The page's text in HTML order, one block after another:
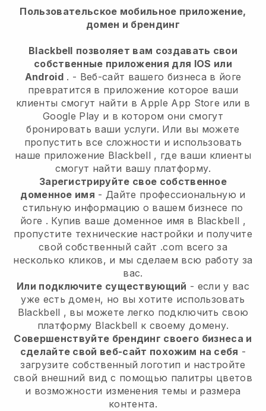
Пользовательское мобильное приложение,
домен и брендинг
Blackbell позволяет вам создавать свои
собственные приложения для IOS или
Android . - Веб-сайт вашего бизнеса в йоге
превратится в приложение которое ваши
клиенты смогут найти в Apple App Store или в
Google Play и в котором они смогут
бронировать ваши услуги. Или вы можете
пропустить все сложности и использовать
наше приложение Blackbell , где ваши клиенты
смогут найти вашу платформу.
Зарегистрируйте свое собственное
доменное имя -Дайте профессиональную и
стильную информацию о вашем бизнесе по
йоге . Купив ваше доменное имя в Blackbell ,
пропустите технические настройки и получите
свой собственный сайт .com всего за
несколько кликов, и мы сделаем всю работу за
вас.
Или подключите существующий - если у вас
уже есть домен, но вы хотите использовать
Blackbell , вы можете легко подключить свою
платформу Blackbell к своему домену.
Совершенствуйте брендинг своего бизнеса и
сделайте свой веб-сайт похожим на себя -
загрузите собственный логотип и настройте
свой внешний вид с помощью палитры цветов
и возможности изменения темы и размера
контента.